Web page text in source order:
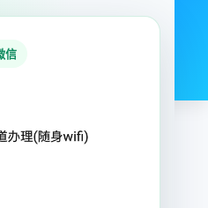
信
品
元200G+100分钟【只发浙